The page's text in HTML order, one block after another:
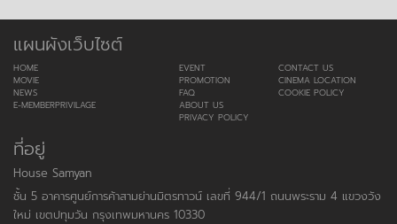
แผนผังเว็บไซต์
HOME
MOVIE
NEWS
E-MEMBERPRIVILAGE
EVENT
PROMOTION
FAQ
ABOUT US
PRIVACY POLICY
CONTACT US
CINEMA LOCATION
COOKIE POLICY
ที่อยู่
House Samyan
ชั้น 5 อาคารศูนย์การค้าสามย่านมิตรทาวน์ เลขที่ 944/1 ถนนพระราม 4 แขวงวัง
ใหม่ เขตปทุมวัน กรุงเทพมหานคร 10330